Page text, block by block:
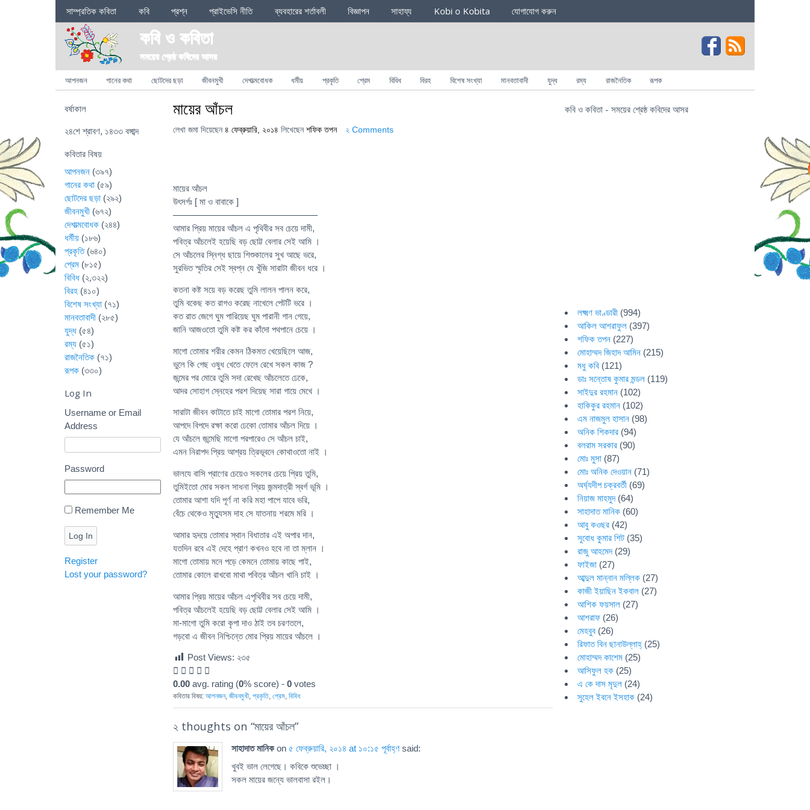
Sections
সাম্প্রতিক কবিতা কবি প্রশ্ন প্রাইভেসি নীতি ব্যবহারের শর্তাবলী বিজ্ঞাপন সাহায্য Kobi o Kobita যোগাযোগ করুন
কবি ও কবিতা
সময়ের শ্রেষ্ঠ কবিদের আসর
Categories
আপনজন গানের কথা ছোটদের ছড়া জীবনমুখী দেশাত্মবোধক ধর্মীয় প্রকৃতি প্রেম বিবিধ বিরহ বিশেষ সংখ্যা মানবতাবাদী যুদ্ধ রম্য রাজনৈতিক রূপক
মায়ের আঁচল
লেখা জমা দিয়েছেন ৪ ফেব্রুয়ারি, ২০১৪ লিখেছেন শফিক তপন ২ Comments
মায়ের আঁচল
উৎসর্গঃ [ মা ও বাবাকে ]
————————————————
আমার প্রিয় মায়ের আঁচল এ পৃথিবীর সব চেয়ে দামী,
পবিত্র আঁচলেই হয়েছি বড় ছোট্ট বেলার সেই আমি ।
সে আঁচলের স্নিগ্ধ ছায়ে শিশুকালের সুখ আছে ভরে,
সুরভিত স্মৃতির সেই স্বপ্ন যে খুঁজি সারাটা জীবন ধরে ।
কতনা কষ্ট সয়ে বড় করেছ তুমি লালন পালন করে,
তুমি বকেছ কত রাগও করেছ নাখেলে পেটটি ভরে ।
কত রাত জেগে ঘুম পারিয়েছ ঘুম পারানী গান গেয়ে,
জানি আজওতো তুমি কষ্ট কর কাঁদো পথপানে চেয়ে ।
মাগো তোমার শরীর কেমন ঠিকমত খেয়েছিলে আজ,
ভুলে কি গেছ ওষুধ খেতে ফেলে রেখে সকল কাজ ?
জন্মের পর মোরে তুমি সদা রেখেছ আঁচলেতে ঢেকে,
আদর সোহাগ স্নেহের পরশ দিয়েছ সারা গায়ে মেখে ।
সারাটা জীবন কাটাতে চাই মাগো তোমার পরশ নিয়ে,
আপদে বিপদে রক্ষা করো ঢেকো তোমার আঁচল দিয়ে ।
যে আঁচলে জন্মেছি মাগো পরপারেও সে আঁচল চাই,
এমন নিরাপদ প্রিয় আশ্রয় ত্রিভূবনে কোথাওতো নাই ।
ভালযে বাসি প্রাণের চেয়েও সকলের চেয়ে প্রিয় তুমি,
তুমিইতো মোর সকল সাধনা প্রিয় জন্মদাত্রী স্বর্গ ভূমি ।
তোমার আশা যদি পূর্ণ না করি মহা পাপে যাবে ভরি,
বেঁচে থেকেও মৃত্যুসম দাহ সে যাতনায় শরমে মরি ।
আমার হৃদয়ে তোমার স্থান বিধাতার এই অপার দান,
যতদিন রবে এই দেহে প্রাণ কখনও হবে না তা ম্লান ।
মাগো তোমায় মনে পড়ে কেমনে তোমায় কাছে পাই,
তোমার কোলে রাখবো মাথা পবিত্র আঁচল খানি চাই ।
আমার প্রিয় মায়ের আঁচল এপৃথিবীর সব চেয়ে দামী,
পবিত্র আঁচলেই হয়েছি বড় ছোট্ট বেলার সেই আমি ।
মা-মাগো তুমি করো কৃপা দাও ঠাই তব চরণতলে,
গড়বো এ জীবন নিশ্চিন্তে মোর প্রিয় মায়ের আঁচলে ।
Post Views: ২৩৫
0.00 avg. rating (0% score) - 0 votes
কবিতার বিষয়: আপনজন, জীবনমুখী, প্রকৃতি, প্রেম, বিবিধ
২ thoughts on “মায়ের আঁচল”
সাহাদাত মানিকon ৫ ফেব্রুয়ারি, ২০১৪ at ১০:১৫ পূর্বাহ্ণ said:
খুবই ভাল লেগেছে। কবিকে শুভেচ্ছা ।
সকল মায়ের জন্যে ভালবাসা রইল।
বর্ষাকাল
২৪শে শ্রাবণ, ১৪৩৩ বঙ্গাব্দ
কবিতার বিষয়
আপনজন (৩৯৭)
গানের কথা (৫৯)
ছোটদের ছড়া (২৯২)
জীবনমুখী (৬৭২)
দেশাত্মবোধক (২৪৪)
ধর্মীয় (১৮৬)
প্রকৃতি(৬৪০)
প্রেম (৮১৫)
বিবিধ (২,৩২২)
বিরহ (৪১০)
বিশেষ সংখ্যা (৭১)
মানবতাবাদী (২৮৫)
যুদ্ধ (৫৪)
রম্য (৫১)
রাজনৈতিক (৭১)
রূপক (৩৩০)
Log In
Username or Email
Address
Password
Remember Me
Log In
Register
Lost your password?
কবি ও কবিতা - সময়ের শ্রেষ্ঠ কবিদের আসর
লক্ষ্মণ ভাণ্ডারী (994)
আকিল আশরাফুল (397)
শফিক তপন (227)
মোহাম্মদ জিহাদ আমিন (215)
মধু কবি (121)
ডাঃ সন্তোষ কুমার মন্ডল (119)
সাইদুর রহমান (102)
হাকিকুর রহমান (102)
এম নাজমুল হাসান (98)
অনিক শিকদার (94)
বলরাম সরকার (90)
মোঃ মুসা (87)
মোঃ অনিক দেওয়ান (71)
অর্ঘ্যদীপ চক্রবর্তী (69)
নিয়াজ মাহমুদ(64)
সাহাদাত মানিক (60)
আবু কওছর (42)
সুবোধ কুমার শিট (35)
রাজু আহমেদ(29)
ফাইজা (27)
আব্দুল মান্নান মল্লিক (27)
কাজী ইয়াছিন ইকবাল (27)
আশিক ফয়সাল (27)
আশরাফ (26)
মেহবুব (26)
রিফাত বিন ছানাউল্লাহ্ (25)
মোহাম্মদ কাশেম (25)
আসিফুল হক (25)
এ কে দাস মৃদুল (24)
সুহেল ইবনে ইসহাক (24)